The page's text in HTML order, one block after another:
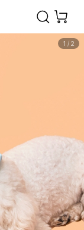
1 / 2